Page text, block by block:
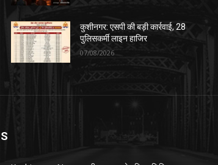
कुशीनगर: एसपी की बड़ी कार्रवाई, 28
पुलिसकर्मी लाइन हाजिर
07/08/2026